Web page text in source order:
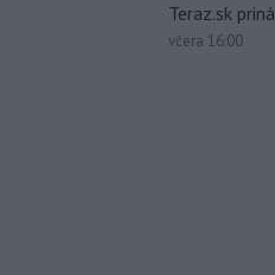
Teraz.sk
včera 16:00